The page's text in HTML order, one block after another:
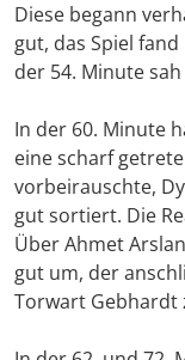
Diese begann
gut, das Spiel
der 54. Minute
In der 60. Minute
eine scharf
vorbeirauschte,
gut sortiert. Die
Über Ahmet
gut um, der
Torwart Gebhardt